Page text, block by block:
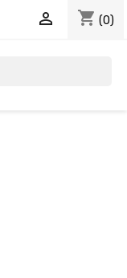
shopping_cart (0)
